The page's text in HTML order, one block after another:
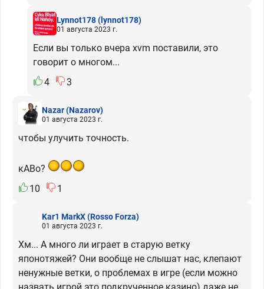
Lynnot178(lynnot178)
01 августа 2023 г.
Если вы только вчера xvm поставили, это
говорит о многом...
4
3
Nazar(Nazarov)
01 августа 2023 г.
чтобы улучить точность.
кАВо?
10
1
Kar1 MarkX(Rosso Forza)
01 августа 2023 г.
Хм... А много ли играет в старую ветку
японотяжей? Они вообще не слышат нас, клепают
ненужные ветки, о проблемах в игре (если можно